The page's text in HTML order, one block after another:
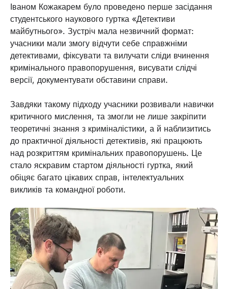
Іваном Кожакарем було проведено перше засідання
студентського наукового гуртка «Детективи
майбутнього». Зустріч мала незвичний формат:
учасники мали змогу відчути себе справжніми
детективами, фіксувати та вилучати сліди вчинення
кримінального правопорушення, висувати слідчі
версії, документувати обставини справи.
Завдяки такому підходу учасники розвивали навички
критичного мислення, та змогли не лише закріпити
теоретичні знання з криміналістики, а й наблизитись
до практичної діяльності детективів, які працюють
над розкриттям кримінальних правопорушень. Це
стало яскравим стартом діяльності гуртка, який
обіцяє багато цікавих справ, інтелектуальних
викликів та командної роботи.